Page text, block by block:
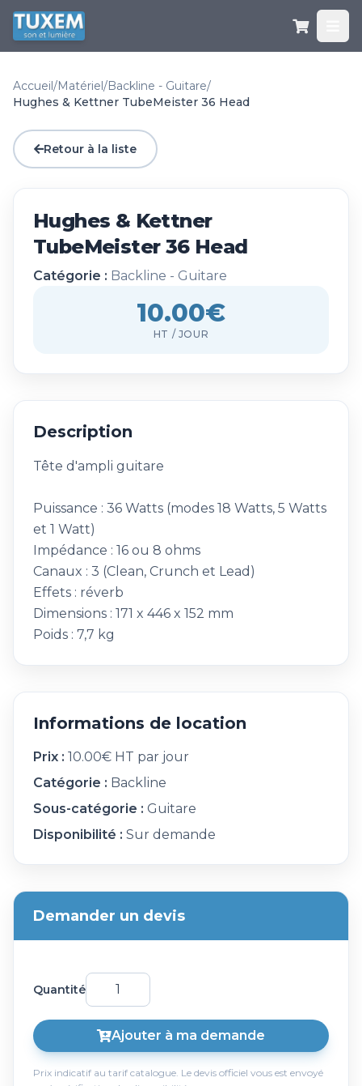
Accueil/Matériel/Backline - Guitare/
Hughes & Kettner TubeMeister 36 Head
Retour à la liste
Hughes & Kettner
TubeMeister 36 Head
Catégorie : Backline - Guitare
10.00€
HT / JOUR
Description
Tête d'ampli guitare
Puissance : 36 Watts (modes 18 Watts, 5 Watts
et 1 Watt)
Impédance : 16 ou 8 ohms
Canaux : 3 (Clean, Crunch et Lead)
Effets : réverb
Dimensions : 171 x 446 x 152 mm
Poids : 7,7 kg
Informations de location
Prix : 10.00€ HT par jour
Catégorie : Backline
Sous-catégorie : Guitare
Disponibilité : Sur demande
Demander un devis
Quantité
Ajouter à ma demande
Prix indicatif au tarif catalogue. Le devis officiel vous est envoyé